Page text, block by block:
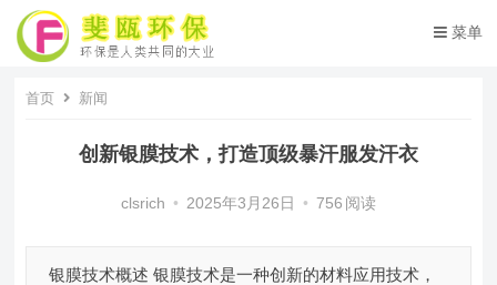
菜单
首页 新闻
创新银膜技术，打造顶级暴汗服发汗衣
clsrich • 2025年3月26日 • 756 阅读
银膜技术概述 银膜技术是一种创新的材料应用技术，